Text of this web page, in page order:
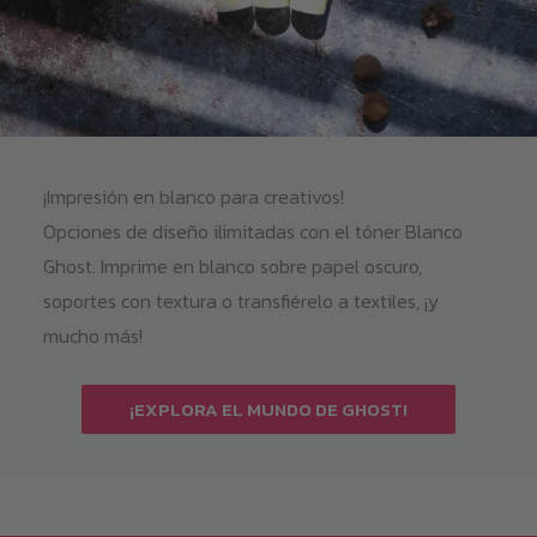
¡Impresión en blanco para creativos!
Opciones de diseño ilimitadas con el tóner Blanco
Ghost. Imprime en blanco sobre papel oscuro,
soportes con textura o transfiérelo a textiles, ¡y
mucho más!
¡EXPLORA EL MUNDO DE GHOST!